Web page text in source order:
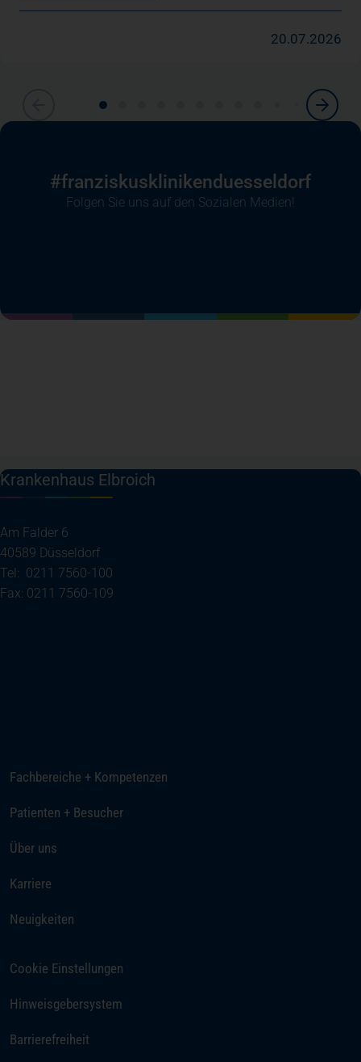
20.07.2026
#franziskusklinikenduesseldorf
Folgen Sie uns auf den Sozialen Medien!
Krankenhaus Elbroich
Am Falder 6
40589 Düsseldorf
Tel: 0211 7560-100
Fax: 0211 7560-109
Fachbereiche + Kompetenzen
Patienten + Besucher
Über uns
Karriere
Neuigkeiten
Cookie Einstellungen
Hinweisgebersystem
Barrierefreiheit